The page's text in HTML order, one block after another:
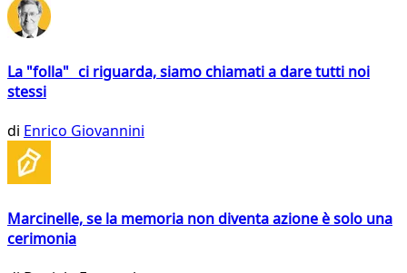
La "folla" ci riguarda, siamo chiamati a dare tutti noi
stessi
di Enrico Giovannini
Marcinelle, se la memoria non diventa azione è solo una
cerimonia